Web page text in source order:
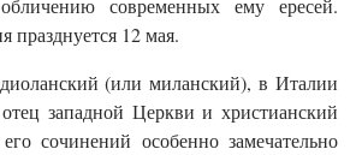
современных ему ересей.
празднуется 12 мая.
(или миланский), в Италии
западной Церкви и христианский
сочинений особенно замечательно